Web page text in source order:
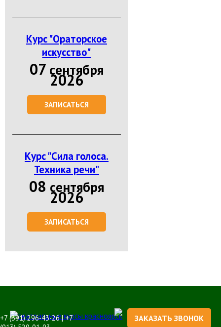
Курс "Ораторское
искусство"
07 сентября
2026
ЗАПИСАТЬСЯ
Курс "Сила голоса.
Техника речи"
08 сентября
2026
ЗАПИСАТЬСЯ
ЗАКАЗАТЬ ЗВОНОК
+7 (391) 296-43-26 | +7